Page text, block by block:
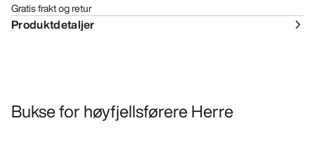
Gratis frakt og retur
Produktdetaljer
Bukse for høyfjellsførere Herre